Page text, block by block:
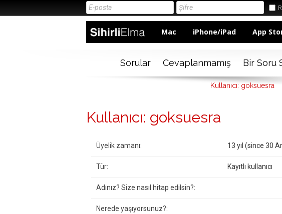
Mac iPhone/iPad App
Sorular Cevaplanmamış Bir Soru
Kullanıcı: goksuesra
Kullanıcı: goksuesra
Üyelik zamanı: 13 yıl (since 30
Tür: Kayıtlı kullanıcı
Adınız? Size nasıl hitap edilsin?:
Nerede yaşıyorsunuz?: